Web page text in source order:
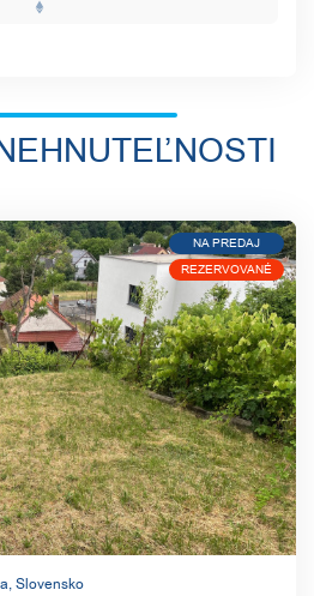
NA PREDAJ
REZERVOVANÉ
Slovensko